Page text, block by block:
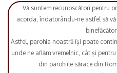
Vă suntem recunoscători pentru
acorda, îndatorându-ne astfel să
Astfel, parohia noastră își poate
unde ne aflăm vremelnic, cât și
din parohiile sărace din